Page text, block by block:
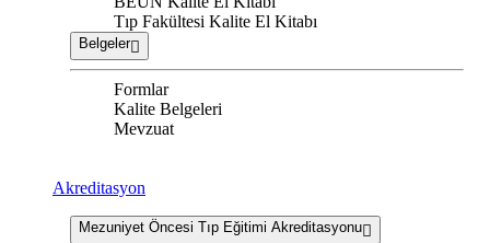
Tıp Fakültesi Kalite El Kitabı
Belgeler
Formlar
Kalite Belgeleri
Mevzuat
Akreditasyon
Mezuniyet Öncesi Tıp Eğitimi Akreditasyonu